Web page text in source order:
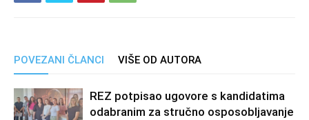
POVEZANI ČLANCI VIŠE OD AUTORA
REZ potpisao ugovore s kandidatima
odabranim za stručno osposobljavanje